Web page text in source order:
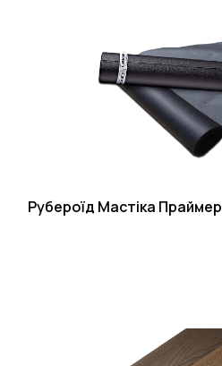
Рубероїд Мастіка Праймер